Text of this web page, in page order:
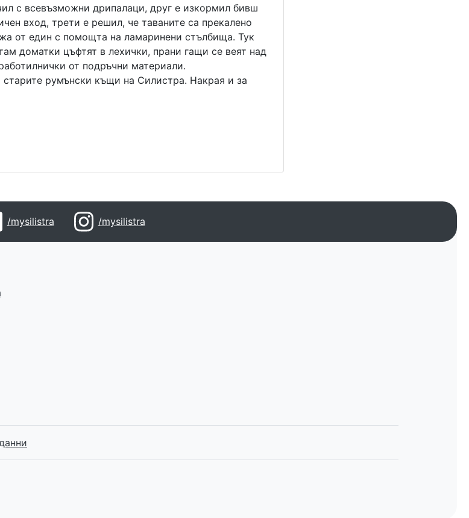
с всевъзможни дрипалаци, друг е изкормил бивш
вход, трети е решил, че таваните са прекалено
от един с помощта на ламаринени стълбища. Тук
доматки цъфтят в лехички, прани гащи се веят над
от подръчни материали.
старите румънски къщи на Силистра. Накрая и за
/mysilistra /mysilistra